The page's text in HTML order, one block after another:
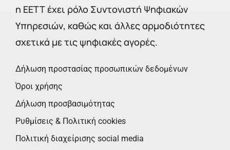
η ΕΕΤΤ έχει ρόλο Συντονιστή Ψηφιακών
Υπηρεσιών, καθώς και άλλες αρμοδιότητες
σχετικά με τις ψηφιακές αγορές.
Δήλωση προστασίας προσωπικών δεδομένων
Όροι χρήσης
Δήλωση προσβασιμότητας
Ρυθμίσεις & Πολιτική cookies
Πολιτική διαχείρισης social media